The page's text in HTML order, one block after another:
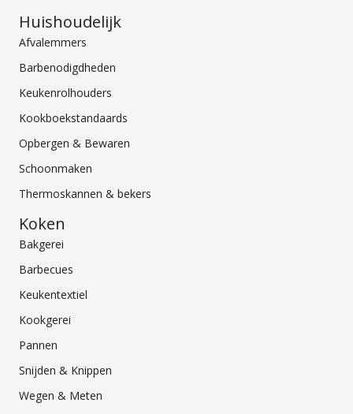
Huishoudelijk
Afvalemmers
Barbenodigdheden
Keukenrolhouders
Kookboekstandaards
Opbergen & Bewaren
Schoonmaken
Thermoskannen & bekers
Koken
Bakgerei
Barbecues
Keukentextiel
Kookgerei
Pannen
Snijden & Knippen
Wegen & Meten